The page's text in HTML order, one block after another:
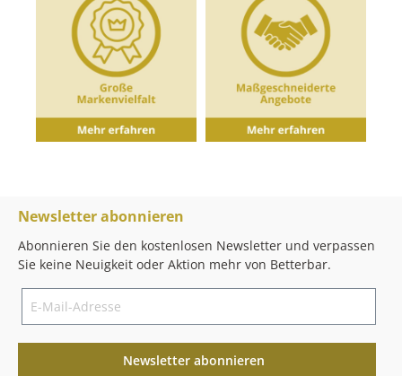
Newsletter abonnieren
Abonnieren Sie den kostenlosen Newsletter und verpassen
Sie keine Neuigkeit oder Aktion mehr von Betterbar.
Newsletter abonnieren